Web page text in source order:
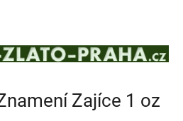
Zajíce 1 oz